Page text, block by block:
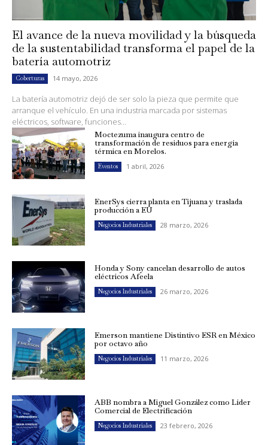
El avance de la nueva movilidad y la búsqueda
de la sustentabilidad transforma el papel de la
batería automotriz
Coberturas 14 mayo, 2026
La batería automotriz dejó de ser solo la pieza que permite que
arranque el vehículo. En una industria marcada por sistemas
eléctricos, software, funciones...
Moctezuma inaugura centro de
transformación de residuos para energía
térmica en Morelos.
Eventos 1 abril, 2026
EnerSys cierra planta en Tijuana y traslada
producción a EU
Negocios Industriales 28 marzo, 2026
Honda y Sony cancelan desarrollo de autos
eléctricos Afeela
Negocios Industriales 26 marzo, 2026
Emerson mantiene Distintivo ESR en México
por octavo año
Negocios Industriales 11 marzo, 2026
ABB nombra a Miguel González como Líder
Comercial de Electrificación
Negocios Industriales 23 febrero, 2026